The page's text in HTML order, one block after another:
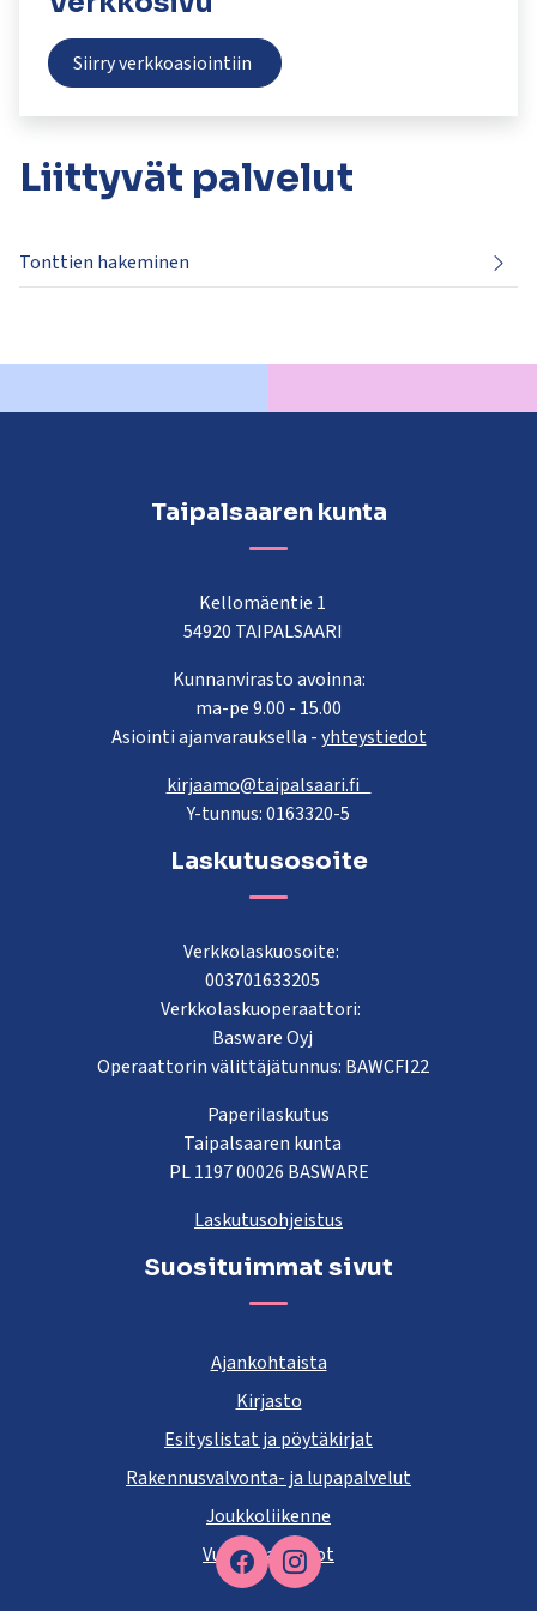
kosketus-
pyyhkäisyliikkeitä.
Siirry verkkoasiointiin
Liittyvät palvelut
Tonttien hakeminen
Facebook
Taipalsaaren kunta
Kellomäentie 1
54920 TAIPALSAARI
Kunnanvirasto avoinna:
ma-pe 9.00 - 15.00
Asiointi ajanvarauksella -yhteystiedot
kirjaamo@taipalsaari.fi
Y-tunnus: 0163320-5
Laskutusosoite
Verkkolaskuosoite:
003701633205
Verkkolaskuoperaattori:
Basware Oyj
Operaattorin välittäjätunnus: BAWCFI22
Paperilaskutus
Taipalsaaren kunta
PL 1197 00026 BASWARE
Laskutusohjeistus
Suosituimmat sivut
Ajankohtaista
Kirjasto
Esityslistat ja pöytäkirjat
Rakennusvalvonta- ja lupapalvelut
Joukkoliikenne
Vuokra-asunnot